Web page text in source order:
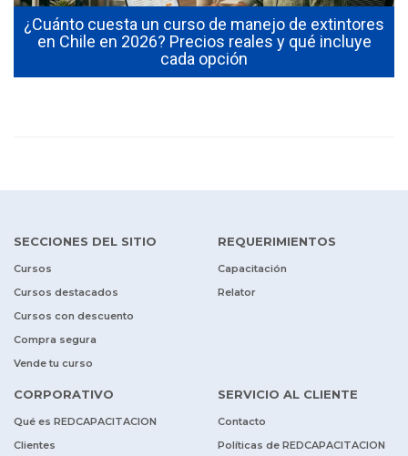
¿Cuánto cuesta un curso de manejo de extintores
en Chile en 2026? Precios reales y qué incluye
cada opción
SECCIONES DEL SITIO
Cursos
Cursos destacados
Cursos con descuento
Compra segura
Vende tu curso
REQUERIMIENTOS
Capacitación
Relator
CORPORATIVO
Qué es REDCAPACITACION
Clientes
SERVICIO AL CLIENTE
Contacto
Políticas de REDCAPACITACION